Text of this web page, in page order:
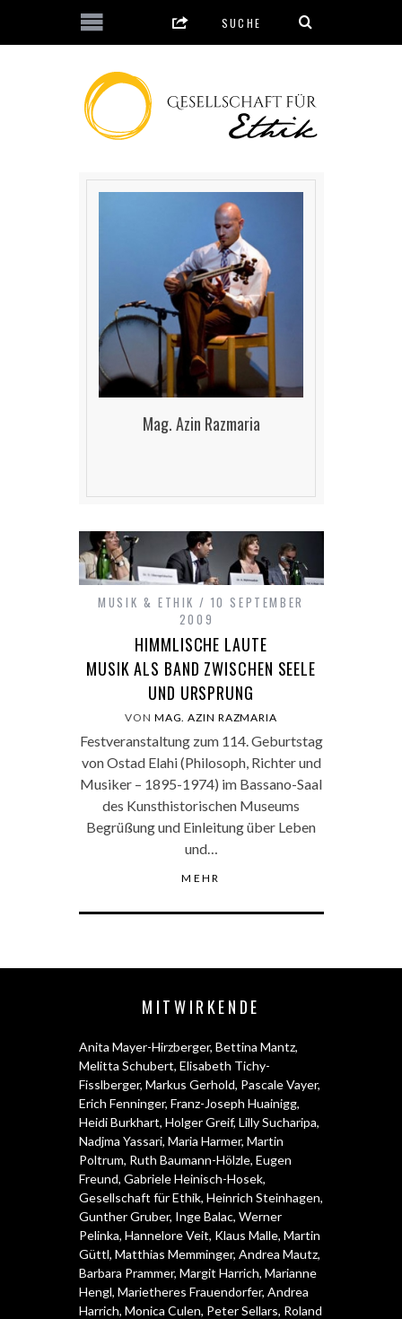
Mag. Azin Razmaria
MUSIK & ETHIK
10 SEPTEMBER
2009
HIMMLISCHE LAUTE
MUSIK ALS BAND ZWISCHEN SEELE
UND URSPRUNG
VON MAG. AZIN RAZMARIA
Festveranstaltung zum 114. Geburtstag
von Ostad Elahi (Philosoph, Richter und
Musiker – 1895-1974) im Bassano-Saal
des Kunsthistorischen Museums
Begrüßung und Einleitung über Leben
und…
MEHR
MITWIRKENDE
Anita Mayer-Hirzberger, Bettina Mantz,
Melitta Schubert, Elisabeth Tichy-
Fisslberger, Markus Gerhold, Pascale Vayer,
Erich Fenninger, Franz-Joseph Huainigg,
Heidi Burkhart, Holger Greif, Lilly Sucharipa,
Nadjma Yassari, Maria Harmer, Martin
Poltrum, Ruth Baumann-Hölzle, Eugen
Freund, Gabriele Heinisch-Hosek,
Gesellschaft für Ethik, Heinrich Steinhagen,
Gunther Gruber, Inge Balac, Werner
Pelinka, Hannelore Veit, Klaus Malle, Martin
Güttl, Matthias Memminger, Andrea Mautz,
Barbara Prammer, Margit Harrich, Marianne
Hengl, Marietheres Frauendorfer, Andrea
Harrich, Monica Culen, Peter Sellars, Roland